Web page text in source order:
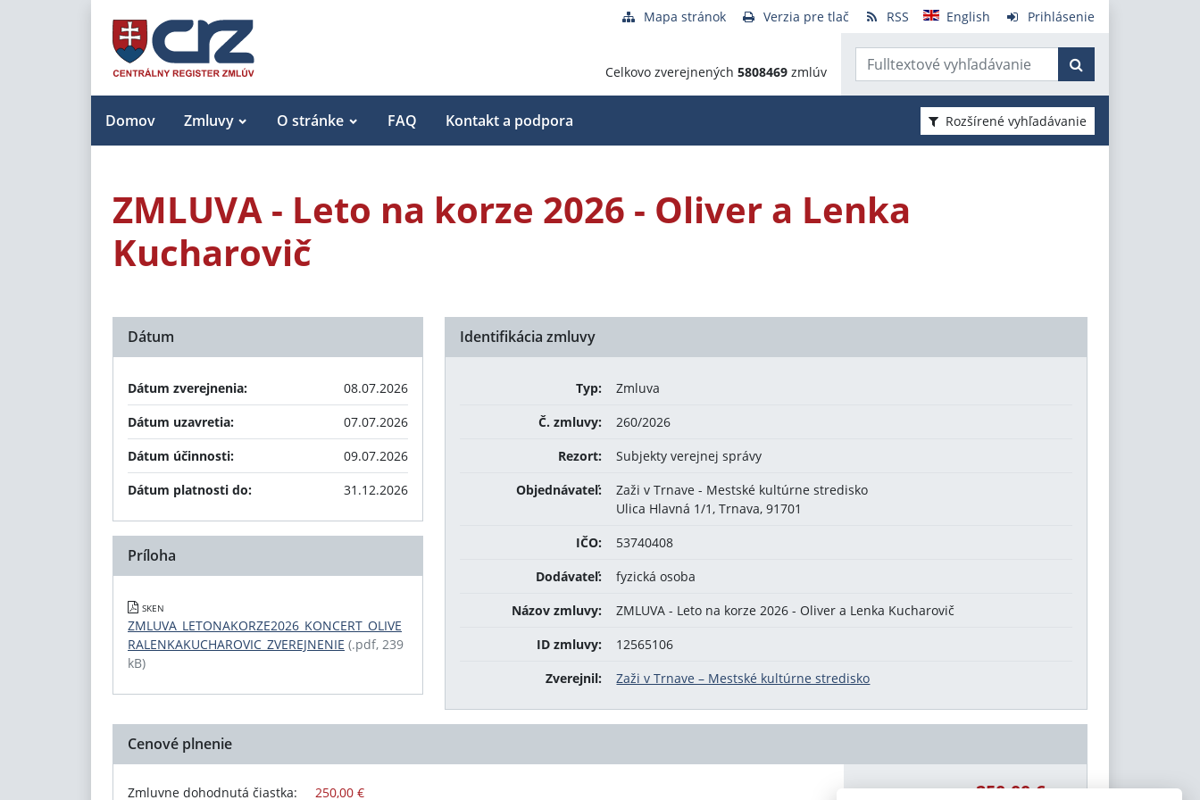
Mapa stránok Verzia pre tlač RSS English Prihlásenie
Celkovo zverejnených 5808469 zmlúv
Domov Zmluvy O stránke FAQ Kontakt a podpora Rozšírené vyhľadávanie
ZMLUVA - Leto na korze 2026 - Oliver a Lenka
Kucharovič
Identifikácia zmluvy
Typ:
Zmluva
Č. zmluvy:
260/2026
Rezort:
Subjekty verejnej správy
Objednávateľ:
Zaži v Trnave - Mestské kultúrne stredisko
Ulica Hlavná 1/1, Trnava, 91701
IČO:
53740408
Dodávateľ:
fyzická osoba
Názov zmluvy:
ZMLUVA - Leto na korze 2026 - Oliver a Lenka Kucharovič
ID zmluvy:
12565106
Zverejnil:
Zaži v Trnave – Mestské kultúrne stredisko
Dátum
Dátum zverejnenia:
08.07.2026
Dátum uzavretia:
07.07.2026
Dátum účinnosti:
09.07.2026
Dátum platnosti do:
31.12.2026
Príloha
SKEN
ZMLUVA_LETONAKORZE2026_KONCERT_OLIVE
RALENKAKUCHAROVIC_ZVEREJNENIE (.pdf, 239
kB)
Cenové plnenie
Zmluvne dohodnutá čiastka: 250,00 € Celková čiastka: 250,00 €